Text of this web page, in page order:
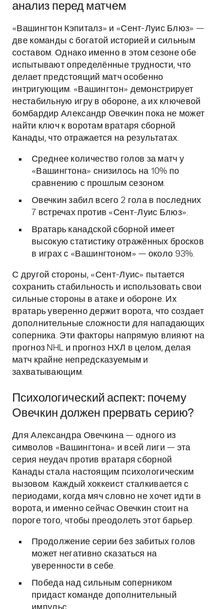
анализ перед матчем
«Вашингтон Кэпиталз» и «Сент-Луис Блюз» —
две команды с богатой историей и сильным
составом. Однако именно в этом сезоне обе
испытывают определённые трудности, что
делает предстоящий матч особенно
интригующим. «Вашингтон» демонстрирует
нестабильную игру в обороне, а их ключевой
бомбардир Александр Овечкин пока не может
найти ключ к воротам вратаря сборной
Канады, что отражается на результатах.
Среднее количество голов за матч у
«Вашингтона» снизилось на 10% по
сравнению с прошлым сезоном.
Овечкин забил всего 2 гола в последних
7 встречах против «Сент-Луис Блюз».
Вратарь канадской сборной имеет
высокую статистику отражённых бросков
в играх с «Вашингтоном» — около 93%.
С другой стороны, «Сент-Луис» пытается
сохранить стабильность и использовать свои
сильные стороны в атаке и обороне. Их
вратарь уверенно держит ворота, что создает
дополнительные сложности для нападающих
соперника. Эти факторы напрямую влияют на
прогноз NHL и прогноз НХЛ в целом, делая
матч крайне непредсказуемым и
захватывающим.
Психологический аспект: почему
Овечкин должен прервать серию?
Для Александра Овечкина — одного из
символов «Вашингтона» и всей лиги — эта
серия неудач против вратаря сборной
Канады стала настоящим психологическим
вызовом. Каждый хоккеист сталкивается с
периодами, когда мяч словно не хочет идти в
ворота, и именно сейчас Овечкин стоит на
пороге того, чтобы преодолеть этот барьер.
Продолжение серии без забитых голов
может негативно сказаться на
уверенности в себе.
Победа над сильным соперником
придаст команде дополнительный